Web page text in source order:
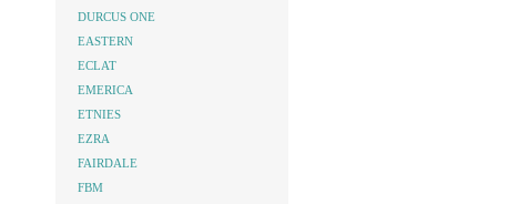
DURCUS ONE
EASTERN
ECLAT
EMERICA
ETNIES
EZRA
FAIRDALE
FBM